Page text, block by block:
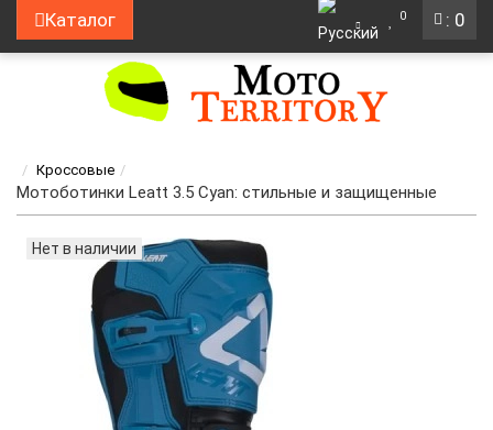
: 0
Каталог 0
Кроссовые
Мотоботинки Leatt 3.5 Cyan: стильные и защищенные
Нет в наличии